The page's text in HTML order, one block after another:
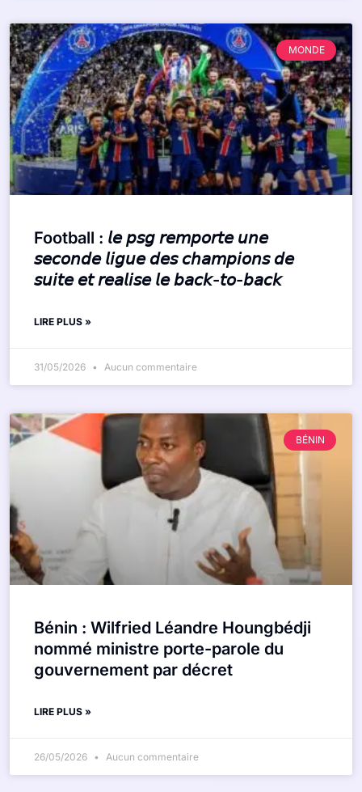
MONDE
Football : 𝘭𝘦 𝘱𝘴𝘨 𝘳𝘦𝘮𝘱𝘰𝘳𝘵𝘦 𝘶𝘯𝘦
𝘴𝘦𝘤𝘰𝘯𝘥𝘦 𝘭𝘪𝘨𝘶𝘦 𝘥𝘦𝘴 𝘤𝘩𝘢𝘮𝘱𝘪𝘰𝘯𝘴 𝘥𝘦
𝘴𝘶𝘪𝘵𝘦 𝘦𝘵 𝘳𝘦𝘢𝘭𝘪𝘴𝘦 𝘭𝘦 𝘣𝘢𝘤𝘬-𝘵𝘰-𝘣𝘢𝘤𝘬
LIRE PLUS »
31/05/2026 Aucun commentaire
BÉNIN
Bénin : Wilfried Léandre Houngbédji
nommé ministre porte-parole du
gouvernement par décret
LIRE PLUS »
26/05/2026 Aucun commentaire